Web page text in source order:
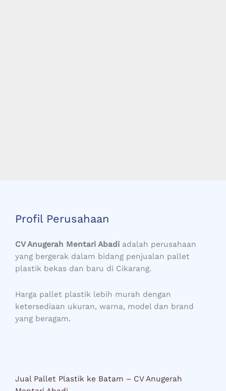
Profil Perusahaan
CV Anugerah Mentari Abadi adalah perusahaan
yang bergerak dalam bidang penjualan pallet
plastik bekas dan baru di Cikarang.
Harga pallet plastik lebih murah dengan
ketersediaan ukuran, warna, model dan brand
yang beragam.
Jual Pallet Plastik ke Batam – CV Anugerah